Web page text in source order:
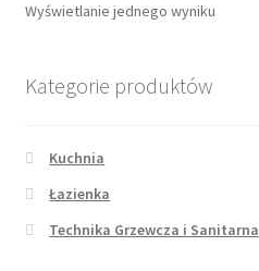
Wyświetlanie jednego wyniku
Kategorie produktów
Kuchnia
Łazienka
Technika Grzewcza i Sanitarna